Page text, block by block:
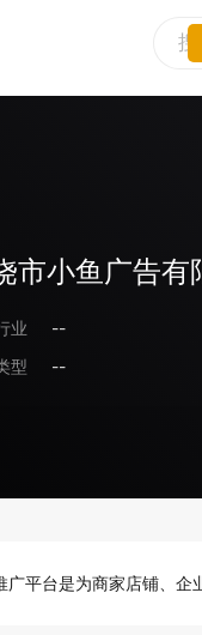
市小鱼广告有
业
--
型
--
平台是为商家店铺、企